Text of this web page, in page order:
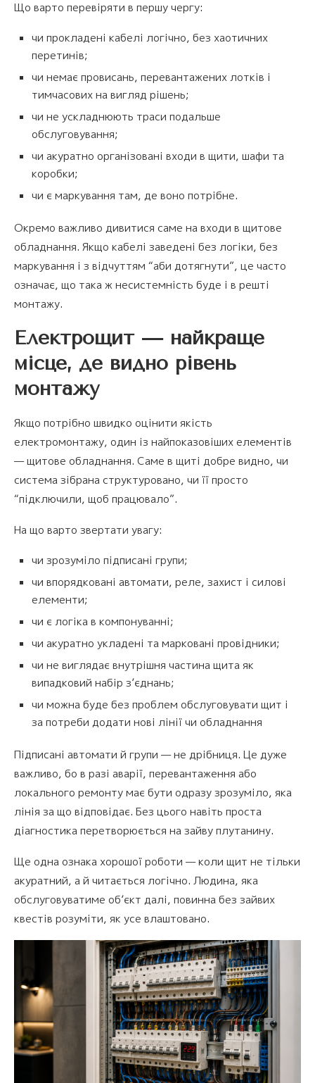
Що варто перевіряти в першу чергу:
чи прокладені кабелі логічно, без хаотичних
перетинів;
чи немає провисань, перевантажених лотків і
тимчасових на вигляд рішень;
чи не ускладнюють траси подальше
обслуговування;
чи акуратно організовані входи в щити, шафи та
коробки;
чи є маркування там, де воно потрібне.
Окремо важливо дивитися саме на входи в щитове
обладнання. Якщо кабелі заведені без логіки, без
маркування і з відчуттям “аби дотягнути”, це часто
означає, що така ж несистемність буде і в решті
монтажу.
Електрощит — найкраще
місце, де видно рівень
монтажу
Якщо потрібно швидко оцінити якість
електромонтажу, один із найпоказовіших елементів
— щитове обладнання. Саме в щиті добре видно, чи
система зібрана структуровано, чи її просто
“підключили, щоб працювало”.
На що варто звертати увагу:
чи зрозуміло підписані групи;
чи впорядковані автомати, реле, захист і силові
елементи;
чи є логіка в компонуванні;
чи акуратно укладені та марковані провідники;
чи не виглядає внутрішня частина щита як
випадковий набір з’єднань;
чи можна буде без проблем обслуговувати щит і
за потреби додати нові лінії чи обладнання
Підписані автомати й групи — не дрібниця. Це дуже
важливо, бо в разі аварії, перевантаження або
локального ремонту має бути одразу зрозуміло, яка
лінія за що відповідає. Без цього навіть проста
діагностика перетворюється на зайву плутанину.
Ще одна ознака хорошої роботи — коли щит не тільки
акуратний, а й читається логічно. Людина, яка
обслуговуватиме об’єкт далі, повинна без зайвих
квестів розуміти, як усе влаштовано.